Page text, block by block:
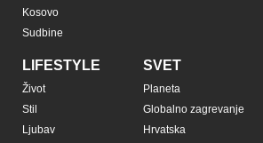
Kosovo
Sudbine
LIFESTYLE
Život
Stil
Ljubav
SVET
Planeta
Globalno zagrevanje
Hrvatska